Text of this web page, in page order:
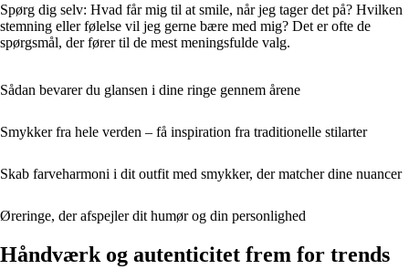
Spørg dig selv: Hvad får mig til at smile, når jeg tager det på? Hvilken
stemning eller følelse vil jeg gerne bære med mig? Det er ofte de
spørgsmål, der fører til de mest meningsfulde valg.
Sådan bevarer du glansen i dine ringe gennem årene
Smykker fra hele verden – få inspiration fra traditionelle stilarter
Skab farveharmoni i dit outfit med smykker, der matcher dine nuancer
Øreringe, der afspejler dit humør og din personlighed
Håndværk og autenticitet frem for trends